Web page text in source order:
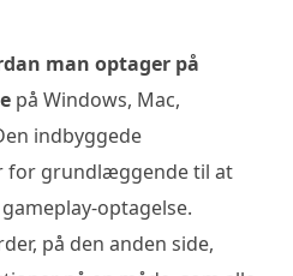
man optager på
på Windows, Mac,
indbyggede
for grundlæggende til at
optagelse.
på den anden side,